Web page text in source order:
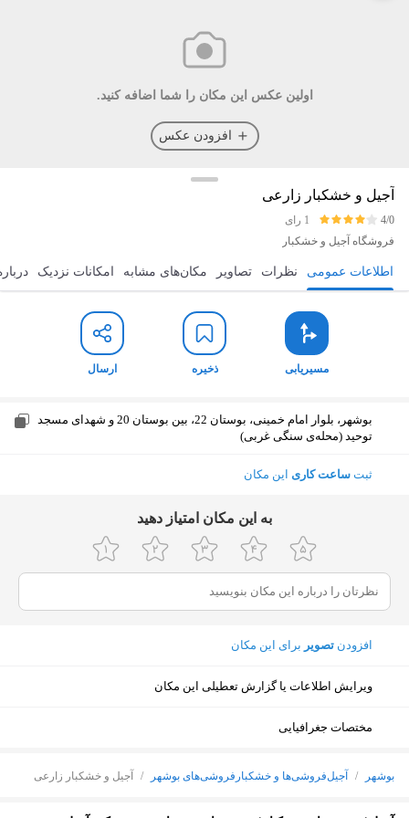
اولین عکس این مکان را شما اضافه کنید.
افزودن عکس
آجیل و خشکبار زارعی
4/0
1 رای
فروشگاه آجیل و خشکبار
مسیریابی ذخیره ارسال اطلاعات عمومی نظرات تصاویر مکان‌های مشابه امکانات نزدیک
مسیریابی ذخیره ارسال
بوشهر، بلوار امام خمینی، بوستان 22، بین بوستان 20 و شهدای مسجد
توحید (محله‌ی سنگی غربی)
ثبت ساعت کاری این مکان
ﺑﻪ اﯾﻦ ﻣﮑﺎن اﻣﺘﯿﺎز دﻫﯿﺪ
افزودن تصویر برای این مکان
ویرایش اطلاعات یا گزارش تعطیلی این مکان
مختصات جغرافیایی
بوشهر / آجیل‌فروشی‌ها و خشکبارفروشی‌های بوشهر / آجیل و خشکبار زارعی
نمایش نقشه